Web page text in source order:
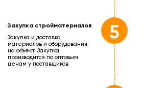
Закупка стройматериалов
Закупка и доставка
материалов и оборудования
на объект. Закупка
производится по оптовым
ценам у поставщиков
5